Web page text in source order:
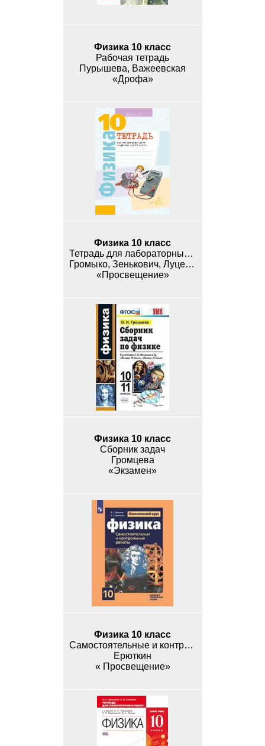
Физика 10 класс
Рабочая тетрадь
Пурышева, Важеевская
«Дрофа»
Физика 10 класс
Тетрадь для лабораторных работ
Громыко, Зенькович, Луцевич, Слесарь
«Просвещение»
Физика 10 класс
Сборник задач
Громцева
«Экзамен»
Физика 10 класс
Cамостоятельные и контрольные работы
Ерюткин
« Просвещение»